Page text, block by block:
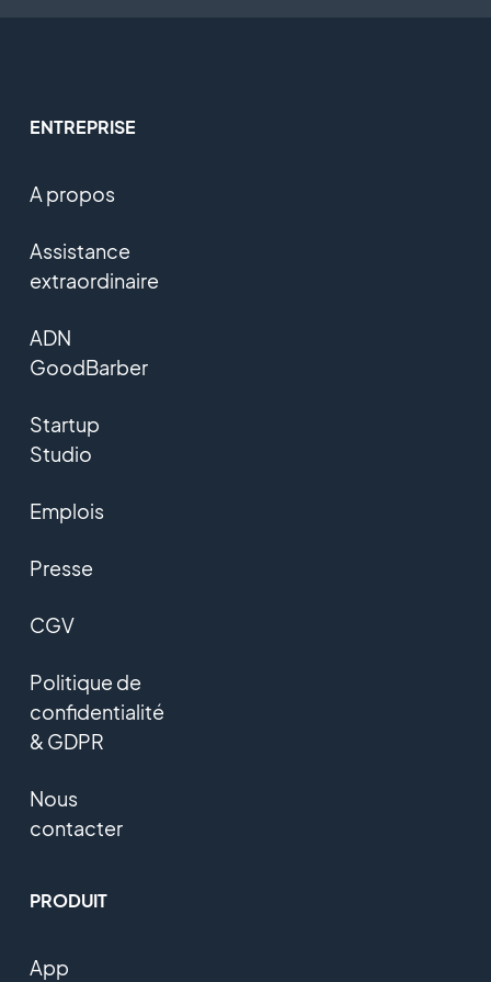
ENTREPRISE
A propos
Assistance
extraordinaire
ADN
GoodBarber
Startup
Studio
Emplois
Presse
CGV
Politique de
confidentialité
& GDPR
Nous
contacter
PRODUIT
App